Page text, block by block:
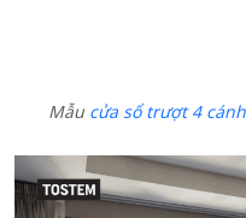
Mẫu cửa sổ trượt 4